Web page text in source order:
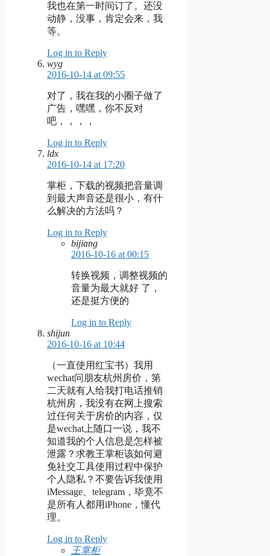
我也在第一时间订了。还没
动静，没事，肯定会来，我
等。
Log in to Reply
wyg
2016-10-14 at 09:55
对了，我在我的小圈子做了
广告，嘿嘿，你不反对
吧，，，，
Log in to Reply
ldx
2016-10-14 at 17:20
掌柜，下载的视频把音量调
到最大声音还是很小，有什
么解决的方法吗？
Log in to Reply
bijiang
2016-10-16 at 00:15
转换视频，调整视频的
音量为最大就好 了，
还是挺方便的
Log in to Reply
shijun
2016-10-16 at 10:44
（一直使用红宝书）我用
wechat问朋友杭州房价，第
二天就有人给我打电话推销
杭州房，我没有在网上搜索
过任何关于房价的内容，仅
是wechat上随口一说，我不
知道我的个人信息是怎样被
泄露？求教王掌柜该如何避
免社交工具使用过程中保护
个人隐私？不要告诉我使用
iMessage、telegram，毕竟不
是所有人都用iPhone，懂代
理。
Log in to Reply
王掌柜